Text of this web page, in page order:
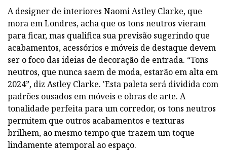
A designer de interiores Naomi Astley Clarke, que
mora em Londres, acha que os tons neutros vieram
para ficar, mas qualifica sua previsão sugerindo que
acabamentos, acessórios e móveis de destaque devem
ser o foco das ideias de decoração de entrada. “Tons
neutros, que nunca saem de moda, estarão em alta em
2024”, diz Astley Clarke. 'Esta paleta será dividida com
padrões ousados ​​em móveis e obras de arte. A
tonalidade perfeita para um corredor, os tons neutros
permitem que outros acabamentos e texturas
brilhem, ao mesmo tempo que trazem um toque
lindamente atemporal ao espaço.